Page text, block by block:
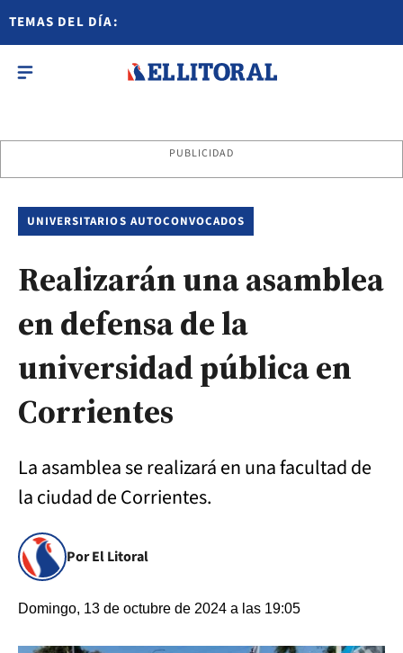
TEMAS DEL DÍA:
PUBLICIDAD
UNIVERSITARIOS AUTOCONVOCADOS
Realizarán una asamblea
en defensa de la
universidad pública en
Corrientes
La asamblea se realizará en una facultad de
la ciudad de Corrientes.
Por El Litoral
Domingo, 13 de octubre de 2024 a las 19:05